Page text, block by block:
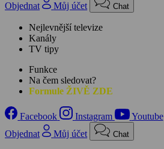
Objednat Můj účet Chat
Nejlevnější televize
Kanály
TV tipy
Funkce
Na čem sledovat?
Formule ŽIVĚ ZDE
Facebook Instagram
Youtube
Objednat
Můj účet Chat